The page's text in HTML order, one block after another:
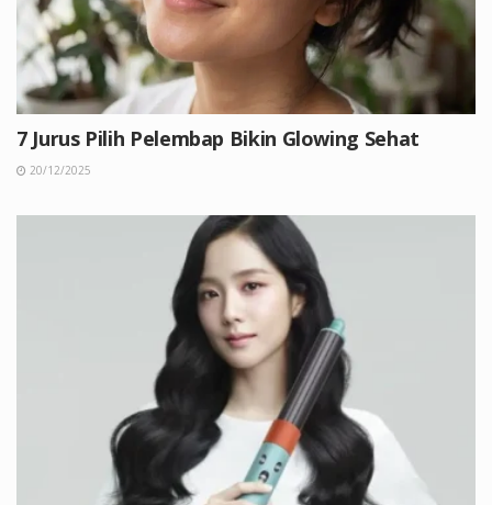
7 Jurus Pilih Pelembap Bikin Glowing Sehat
20/12/2025